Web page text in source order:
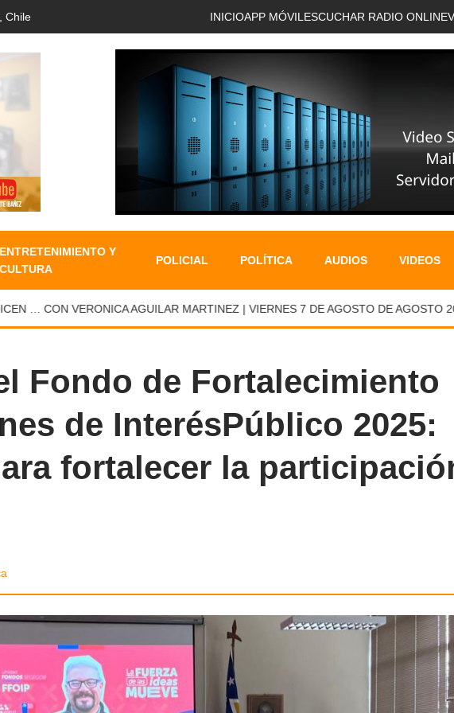
Chile INICIOAPP MÓVIL ESCUCHAR RADIO ONLINE
ENTRETENIMIENTO Y
CULTURA
POLICIAL POLÍTICA AUDIOS VIDEOS
… CON VERONICA AGUILAR MARTINEZ | VIERNES 7 DE AGOSTO DE AGOSTO
Fondo de Fortalecimiento
de InterésPúblico 2025:
fortalecer la